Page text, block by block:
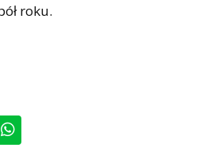
roku.